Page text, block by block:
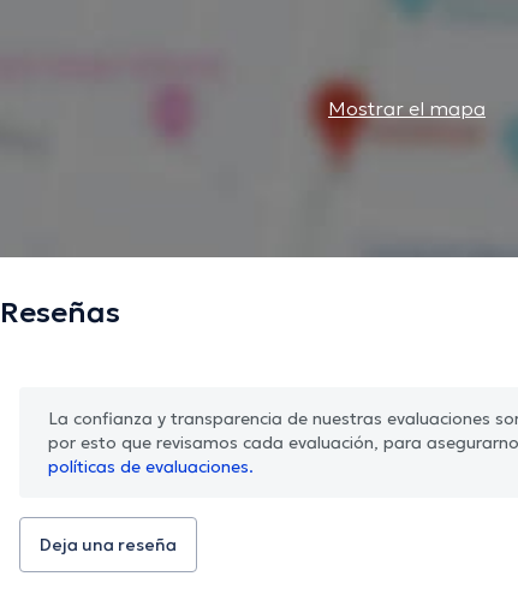
Mostrar el mapa
Reseñas
La confianza y transparencia de nuestras evaluaciones
por esto que revisamos cada evaluación, para
políticas de evaluaciones.
Deja una reseña